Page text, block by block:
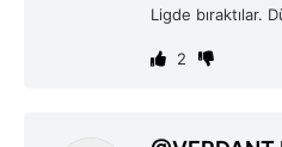
Ligde bıraktılar.
2